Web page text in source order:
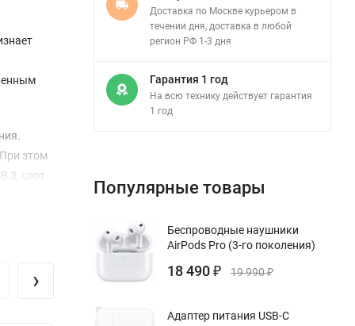
этом
3, слот
›
Доставка по Москве курьером в
течении дня, доставка в любой
регион РФ 1-3 дня
Гарантия 1 год
На всю технику действует гарантия
1 год
Популярные товары
Беспроводные наушники
AirPods Pro (3-го поколения)
18 490 ₽ 19 990₽
Адаптер питания USB-C